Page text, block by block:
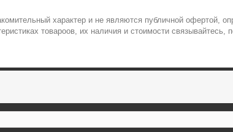
характер и не являются публичной офертой,
товароов, их наличия и стоимости